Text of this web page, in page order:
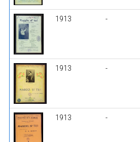
1913 -
1913 -
1913 -